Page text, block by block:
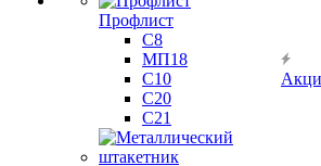
Профлист
С8
МП18
С10
С20
С21